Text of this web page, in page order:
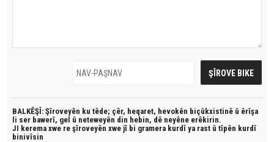
BALKÊŞÎ: Şîroveyên ku têde; çêr, heqaret, hevokên biçûkxistinê û êrîşa
li ser bawerî, gel û neteweyên din hebin, dê neyêne erêkirin.
JI kerema xwe re şîroveyên xwe jî bi gramera kurdî ya rast û tîpên kurdî
binivîsin